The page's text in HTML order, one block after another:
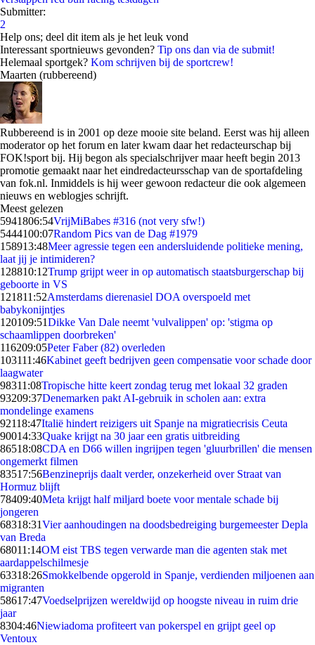
Submitter:
2
Help ons; deel dit item als je het leuk vond
Interessant sportnieuws gevonden? Tip ons dan via de submit!
Helemaal sportgek? Kom schrijven bij de sportcrew!
Maarten (rubbereend)
Rubbereend is in 2001 op deze mooie site beland. Eerst was hij alleen
moderator op het forum en later kwam daar het redacteurschap bij
FOK!sport bij. Hij begon als specialschrijver maar heeft begin 2013
promotie gemaakt naar het eindredacteursschap van de sportafdeling
van fok.nl. Inmiddels is hij weer gewoon redacteur die ook algemeen
nieuws en weblogjes schrijft.
Meest gelezen
5941806:54VrijMiBabes #316 (not very sfw!)
5444100:07Random Pics van de Dag #1979
158913:48Meer agressie tegen een andersluidende politieke mening,
laat jij je intimideren?
128810:12Trump grijpt weer in op automatisch staatsburgerschap bij
geboorte in VS
121811:52Amsterdams dierenasiel DOA overspoeld met
babykonijntjes
120109:51Dikke Van Dale neemt 'vulvalippen' op: 'stigma op
schaamlippen doorbreken'
116209:05Peter Faber (82) overleden
103111:46Kabinet geeft bedrijven geen compensatie voor schade door
laagwater
98311:08Tropische hitte keert zondag terug met lokaal 32 graden
93209:37Denemarken pakt AI-gebruik in scholen aan: extra
mondelinge examens
92118:47Italië hindert reizigers uit Spanje na migratiecrisis Ceuta
90014:33Quake krijgt na 30 jaar een gratis uitbreiding
86518:08CDA en D66 willen ingrijpen tegen 'gluurbrillen' die mensen
ongemerkt filmen
83517:56Benzineprijs daalt verder, onzekerheid over Straat van
Hormuz blijft
78409:40Meta krijgt half miljard boete voor mentale schade bij
jongeren
68318:31Vier aanhoudingen na doodsbedreiging burgemeester Depla
van Breda
68011:14OM eist TBS tegen verwarde man die agenten stak met
aardappelschilmesje
63318:26Smokkelbende opgerold in Spanje, verdienden miljoenen aan
migranten
58617:47Voedselprijzen wereldwijd op hoogste niveau in ruim drie
jaar
8304:46Niewiadoma profiteert van pokerspel en grijpt geel op
Ventoux